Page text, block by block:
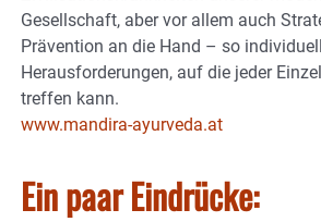
Gesellschaft, aber vor allem auch
Prävention an die Hand – so
Herausforderungen, auf die jeder
treffen kann.
www.mandira-ayurveda.at
Ein paar Eindrücke: